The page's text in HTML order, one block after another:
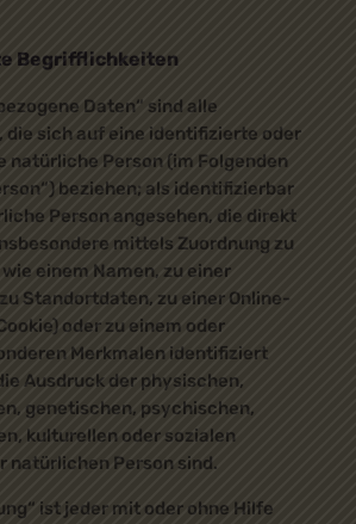
Begrifflichkeiten
Daten“ sind alle
die sich auf eine identifizierte oder
natürliche Person (im Folgenden
beziehen; als identifizierbar
Person angesehen, die direkt
mittels Zuordnung zu
einem Namen, zu einer
Standortdaten, zu einer Online-
oder zu einem oder
Merkmalen identifiziert
Ausdruck der physischen,
genetischen, psychischen,
kulturellen oder sozialen
natürlichen Person sind.
ist jeder mit oder ohne Hilfe